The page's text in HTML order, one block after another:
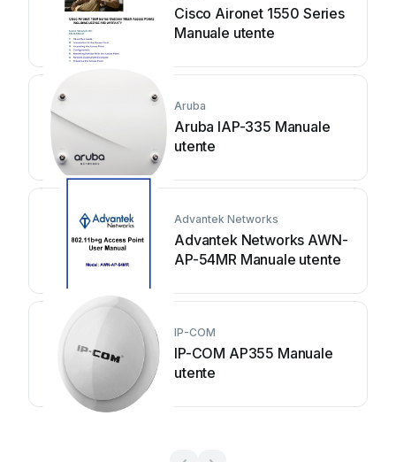
Cisco Aironet 1550 Series
Manuale utente
Aruba
Aruba IAP-335 Manuale
utente
Advantek Networks
Advantek Networks AWN-
AP-54MR Manuale utente
IP-COM
IP-COM AP355 Manuale
utente